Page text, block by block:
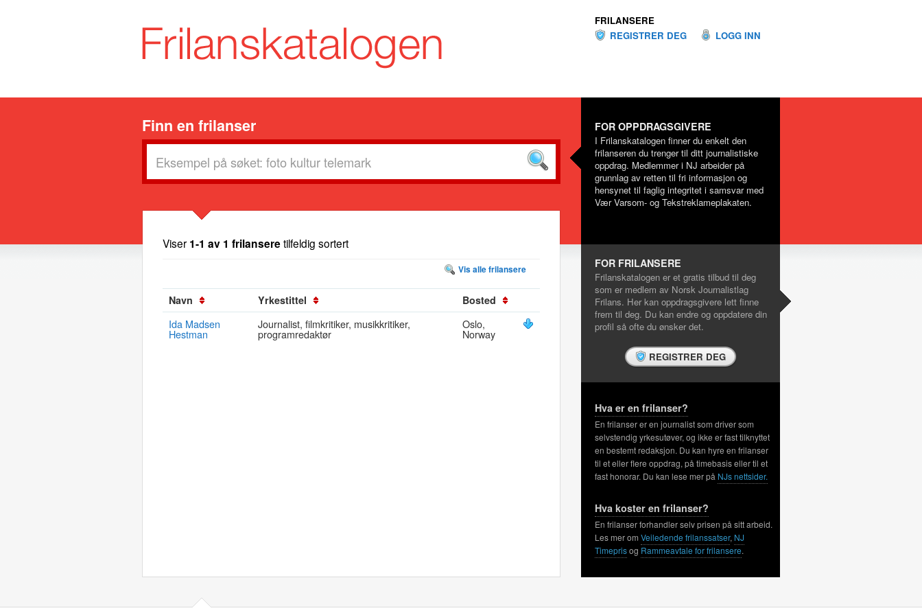
FRILANSERE
REGISTRER DEG
LOGG INN
Finn en frilanser FOR OPPDRAGSGIVERE
I Frilanskatalogen finner du enkelt den
frilanseren du trenger til ditt journalistiske
oppdrag. Medlemmer i NJ arbeider på
grunnlag av retten til fri informasjon og
hensynet til faglig integritet i samsvar med
Vær Varsom- og Tekstreklameplakaten.
Viser 1-1 av 1 frilanseretilfeldig sortert
Vis alle frilansere
Navn Yrkestittel Bosted
Ida Madsen
Hestman
Journalist, filmkritiker, musikkritiker,
programredaktør
Oslo,
Norway
FOR FRILANSERE
Frilanskatalogen er et gratis tilbud til deg
som er medlem av Norsk Journalistlag
Frilans. Her kan oppdragsgivere lett finne
frem til deg. Du kan endre og oppdatere din
profil så ofte du ønsker det.
REGISTRER DEG
Hva er en frilanser?
En frilanser er en journalist som driver som
selvstendig yrkesutøver, og ikke er fast tilknyttet
en bestemt redaksjon. Du kan hyre en frilanser
til et eller flere oppdrag, på timebasis eller til et
fast honorar. Du kan lese mer på NJs nettsider.
Hva koster en frilanser?
En frilanser forhandler selv prisen på sitt arbeid.
Les mer om Veiledende frilanssatser, NJ
Timeprisog Rammeavtale for frilansere.